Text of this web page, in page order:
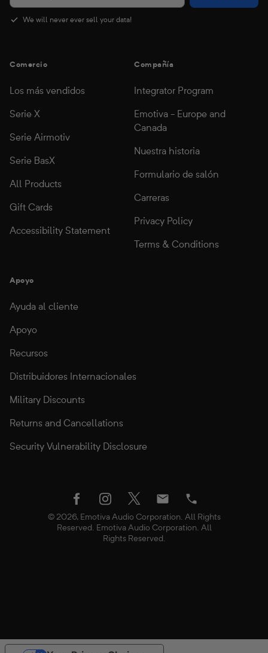
Comercio
Los más vendidos
Serie X
Serie Airmotiv
Serie BasX
All Products
Gift Cards
Accessibility Statement
Compañía
Integrator Program
Emotiva - Europe and
Canada
Nuestra historia
Formulario de salón
Carreras
Privacy Policy
Terms & Conditions
Apoyo
Ayuda al cliente
Apoyo
Recursos
Distribuidores Internacionales
Military Discounts
Returns and Cancellations
Security Vulnerability Disclosure
We will never ever sell your data!
© 2026, Emotiva Audio Corporation. All Rights
Reserved. Emotiva Audio Corporation. All
Rights Reserved.
facebookinstagram
twitter Email Phone
Utiliza